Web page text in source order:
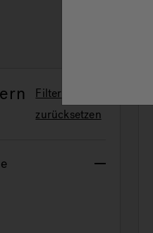
Filter
zurücksetzen
J-Quiet™